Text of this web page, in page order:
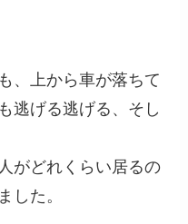
、上から車が落ちて
逃げる逃げる、そし
がどれくらい居るの
した。